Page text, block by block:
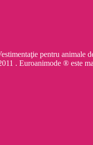
pentru animale
. Euroanimode ® este